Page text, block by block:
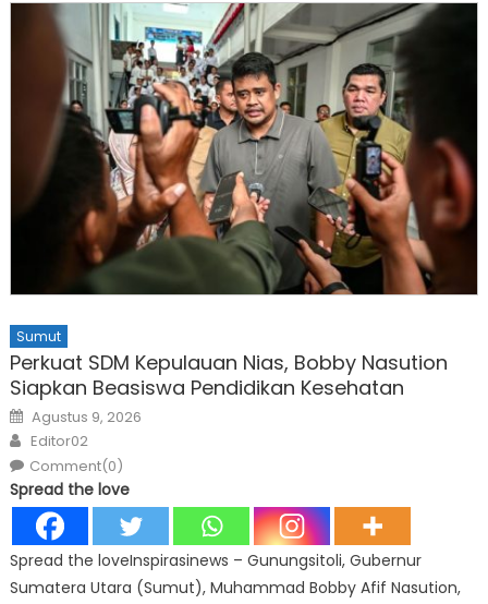
Sumut
Perkuat SDM Kepulauan Nias, Bobby Nasution
Siapkan Beasiswa Pendidikan Kesehatan
Posted
on
Agustus 9, 2026
Author
Editor02
Comment(0)
Spread the love
Spread the loveInspirasinews – Gunungsitoli, Gubernur
Sumatera Utara (Sumut), Muhammad Bobby Afif Nasution,